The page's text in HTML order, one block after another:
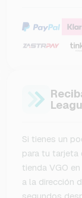
Si tienes un
para tu tarjeta
tienda VGO
a la dirección